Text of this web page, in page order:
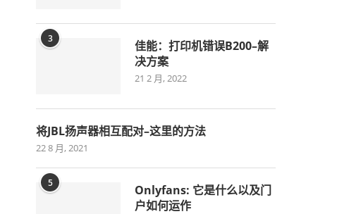
3
佳能：打印机错误B200–解
决方案
21 2 月, 2022
将JBL扬声器相互配对–这里的方法
22 8 月, 2021
5
Onlyfans: 它是什么以及门
户如何运作